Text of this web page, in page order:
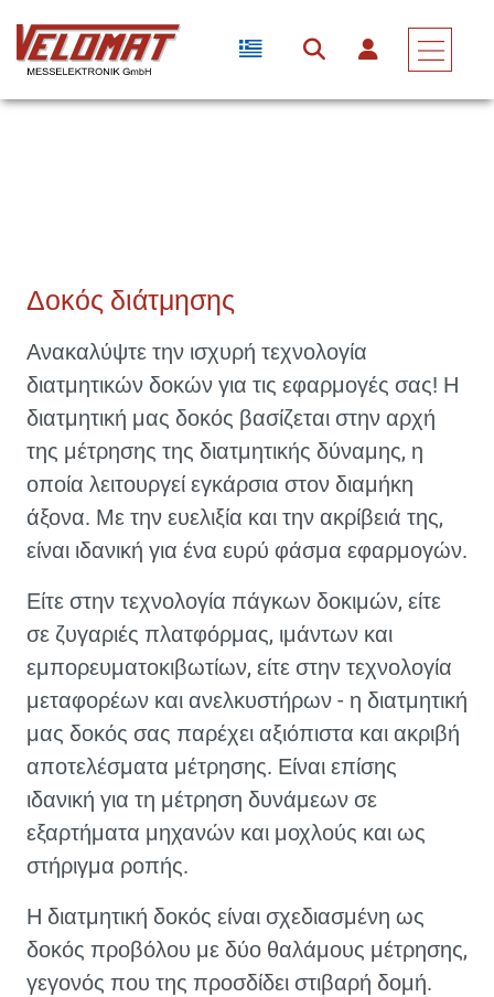
Δοκός διάτμησης
Ανακαλύψτε την ισχυρή τεχνολογία
διατμητικών δοκών για τις εφαρμογές σας! Η
διατμητική μας δοκός βασίζεται στην αρχή
της μέτρησης της διατμητικής δύναμης, η
οποία λειτουργεί εγκάρσια στον διαμήκη
άξονα. Με την ευελιξία και την ακρίβειά της,
είναι ιδανική για ένα ευρύ φάσμα εφαρμογών.
Είτε στην τεχνολογία πάγκων δοκιμών, είτε
σε ζυγαριές πλατφόρμας, ιμάντων και
εμπορευματοκιβωτίων, είτε στην τεχνολογία
μεταφορέων και ανελκυστήρων - η διατμητική
μας δοκός σας παρέχει αξιόπιστα και ακριβή
αποτελέσματα μέτρησης. Είναι επίσης
ιδανική για τη μέτρηση δυνάμεων σε
εξαρτήματα μηχανών και μοχλούς και ως
στήριγμα ροπής.
Η διατμητική δοκός είναι σχεδιασμένη ως
δοκός προβόλου με δύο θαλάμους μέτρησης,
γεγονός που της προσδίδει στιβαρή δομή.